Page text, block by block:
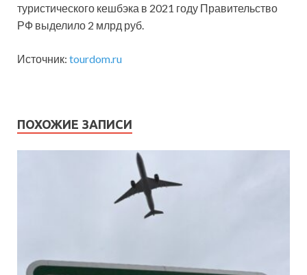
туристического кешбэка в 2021 году Правительство
РФ выделило 2 млрд руб.
Источник: tourdom.ru
ПОХОЖИЕ ЗАПИСИ